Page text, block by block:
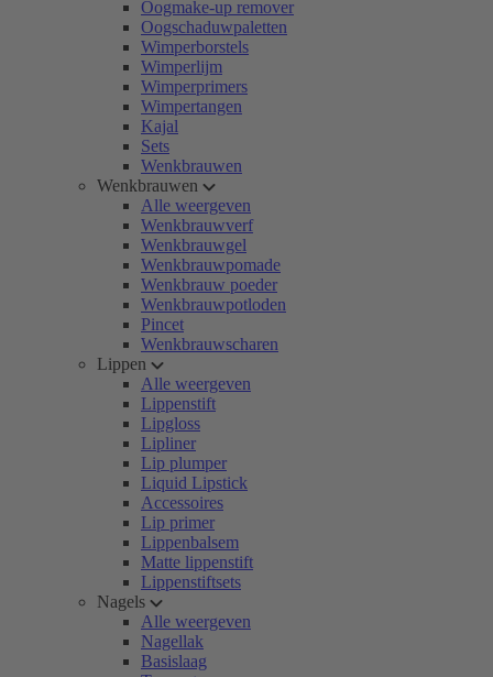
Oogmake-up remover
Oogschaduwpaletten
Wimperborstels
Wimperlijm
Wimperprimers
Wimpertangen
Kajal
Sets
Wenkbrauwen
Wenkbrauwen
Alle weergeven
Wenkbrauwverf
Wenkbrauwgel
Wenkbrauwpomade
Wenkbrauw poeder
Wenkbrauwpotloden
Pincet
Wenkbrauwscharen
Lippen
Alle weergeven
Lippenstift
Lipgloss
Lipliner
Lip plumper
Liquid Lipstick
Accessoires
Lip primer
Lippenbalsem
Matte lippenstift
Lippenstiftsets
Nagels
Alle weergeven
Nagellak
Basislaag